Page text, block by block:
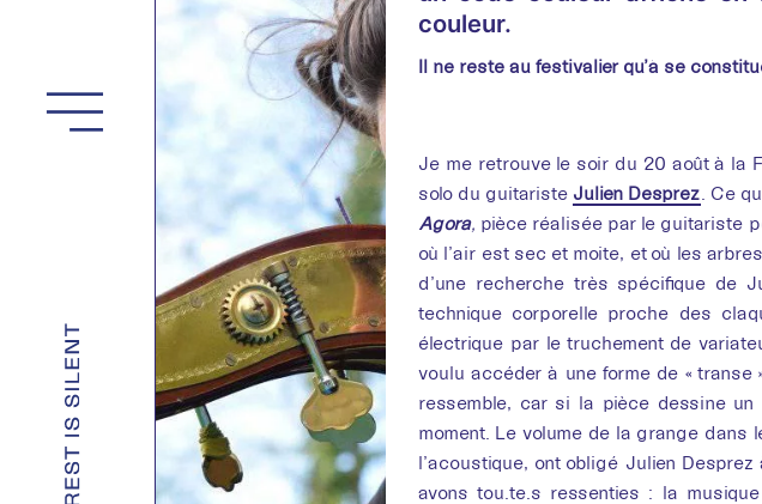
couleur.
Il ne reste au festivalier qu’à se
Je me retrouve le soir du 20 août à la
solo du guitariste Julien Desprez . Ce
Agora, pièce réalisée par le guitariste
où l’air est sec et moite, et où les
d’une recherche très spécifique de
technique corporelle proche des
électrique par le truchement de
voulu accéder à une forme de «
ressemble, car si la pièce dessine
moment. Le volume de la grange dans
l’acoustique, ont obligé Julien
avons tou.te.s ressenties : la